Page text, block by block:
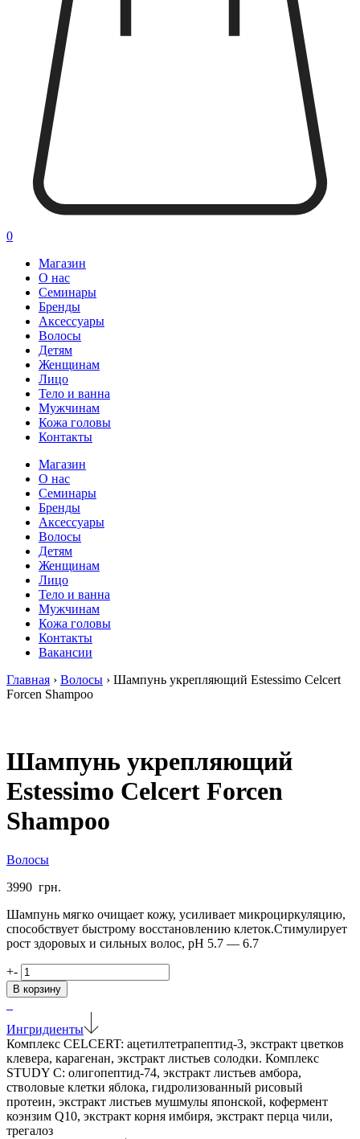
0
Магазин
О нас
Семинары
Бренды
Аксессуары
Волосы
Детям
Женщинам
Лицо
Тело и ванна
Мужчинам
Кожа головы
Контакты
Магазин
О нас
Семинары
Бренды
Аксессуары
Волосы
Детям
Женщинам
Лицо
Тело и ванна
Мужчинам
Кожа головы
Контакты
Вакансии
Главная › Волосы › Шампунь укрепляющий Estessimo Celcert
Forcen Shampoo
Шампунь укрепляющий
Estessimo Celcert Forcen
Shampoo
Волосы
3990 грн.
Шампунь мягко очищает кожу, усиливает микроциркуляцию,
способствует быстрому восстановлению клеток.Стимулирует
рост здоровых и сильных волос, pH 5.7 — 6.7
+- Количество
товара
Шампунь
укрепляющий
Estessimo
Celcert
Forcen
Shampoo
В корзину
Ингридиенты
Комплекс CELCERT: ацетилтетрапептид-3, экстракт цветков
клевера, карагенан, экстракт листьев солодки. Комплекс
STUDY C: олигопептид-74, экстракт листьев амбора,
стволовые клетки яблока, гидролизованный рисовый
протеин, экстракт листьев мушмулы японской, кофермент
коэнзим Q10, экстракт корня имбиря, экстракт перца чили,
трегалоз